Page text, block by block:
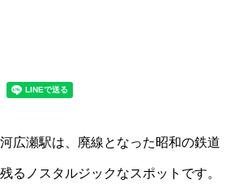
広瀬駅は、廃線となった昭和の鉄道
るノスタルジックなスポットです。